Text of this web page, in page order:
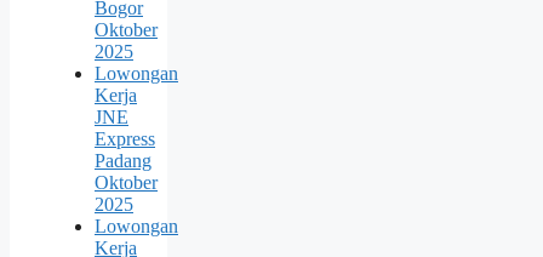
Bogor
Oktober
2025
Lowongan
Kerja
JNE
Express
Padang
Oktober
2025
Lowongan
Kerja